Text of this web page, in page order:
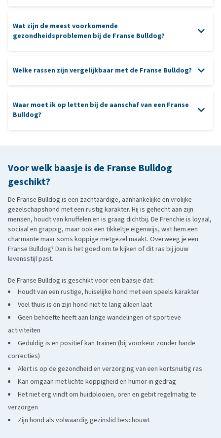
schoongemaakt
nagels
Wat zijn de meest voorkomende
gezondheidsproblemen bij de Franse Bulldog?
entropion
Welke rassen zijn vergelijkbaar met de Franse Bulldog?
Boston Terrier
: iets lichter gebouwd, maar vergelijkbaar qua
Staffordshire Bull Terrier : iets actiever, maar ook erg
aanhankelijk en sterk mensgericht.
sociaal karakter en geschikt als gezinshond.
Engelse Bulldog: rustiger en steviger, maar met vergelijkbare
eigenschappen qua koppigheid en loyaliteit.
Waar moet ik op letten bij de aanschaf van een Franse
Bulldog?
Voor welk baasje is de Franse Bulldog
geschikt?
De Franse Bulldog is een zachtaardige, aanhankelijke en vrolijke
gezelschapshond met een rustig karakter. Hij is gehecht aan zijn
mensen, houdt van knuffelen en is graag dichtbij. De Frenchie is loyaal,
sociaal en grappig, maar ook een tikkeltje eigenwijs, wat hem een
charmante maar soms koppige metgezel maakt. Overweeg je een
Franse Bulldog? Dan is het goed om te kijken of dit ras bij jouw
levensstijl past.
De Franse Bulldog is geschikt voor een baasje dat:
Houdt van een rustige, huiselijke hond met een speels karakter
Veel thuis is en zijn hond niet te lang alleen laat
Geen behoefte heeft aan lange wandelingen of sportieve
activiteiten
Geduldig is en positief kan trainen (bij voorkeur zonder harde
correcties)
Alert is op de gezondheid en verzorging van een kortsnuitig ras
Kan omgaan met lichte koppigheid en humor in gedrag
Het niet erg vindt om huidplooien, oren en gebit regelmatig te
verzorgen
Zijn hond als volwaardig gezinslid beschouwt